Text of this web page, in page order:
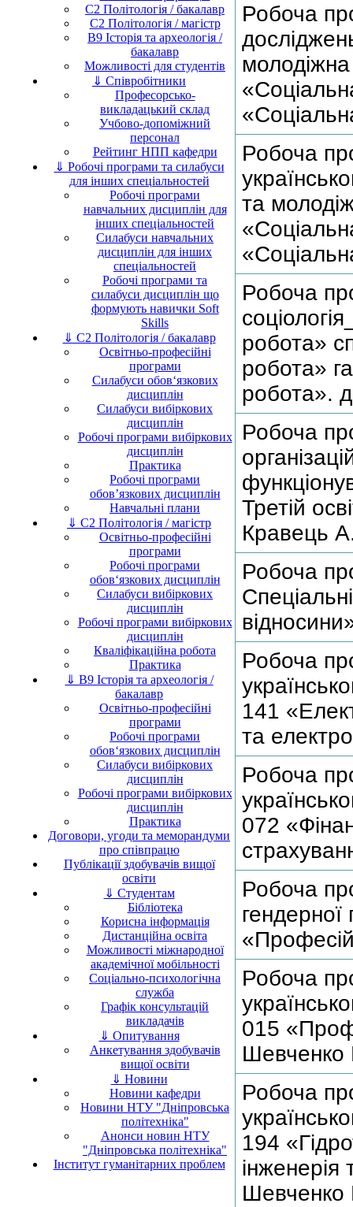
C2 Політологія / бакалавр
C2 Політологія / магістр
B9 Історія та археологія /
бакалавр
Можливості для студентів
⇓ Співробітники
Професорсько-
викладацький склад
Учбово-допоміжний
персонал
Рейтинг НПП кафедри
⇓ Робочі програми та силабуси
для інших спеціальностей
Робочі програми
навчальних дисциплін для
інших спеціальностей
Силабуси навчальних
дисциплін для інших
спеціальностей
Робочі програми та
силабуси дисциплін що
формують навички Soft
Skills
⇓ C2 Політологія / бакалавр
Освітньо-професійні
програми
Силабуси обов‘язкових
дисциплін
Силабуси вибіркових
дисциплін
Робочі програми вибіркових
дисциплін
Практика
Робочі програми
обов’язкових дисциплін
Навчальні плани
⇓ C2 Політологія / магістр
Освітньо-професійні
програми
Робочі програми
обов‘язкових дисциплін
Силабуси вибіркових
дисциплін
Робочі програми вибіркових
дисциплін
Кваліфікаційна робота
Практика
⇓ B9 Історія та археологія /
бакалавр
Освітньо-професійні
програми
Робочі програми
обов‘язкових дисциплін
Силабуси вибіркових
дисциплін
Робочі програми вибіркових
дисциплін
Практика
Договори, угоди та меморандуми
про співпрацю
Публікації здобувачів вищої
освіти
⇓ Студентам
Бібліотека
Корисна інформація
Дистанційна освіта
Можливості міжнародної
академічної мобільності
Соціально-психологічна
служба
Графік консультацій
викладачів
⇓ Опитування
Анкетування здобувачів
вищої освіти
⇓ Новини
Новини кафедри
Новини НТУ "Дніпровська
політехніка"
Анонси новин НТУ
"Дніпровська політехніка"
Інститут гуманітарних проблем
Робоча
Робоча
та
Робоча
робота»
робота»
робота».
Робоча
Третій
Кравець
Робоча
Робоча
141
та
Робоча
072
Робоча
гендерної
Робоча
015
Робоча
194
інженерія